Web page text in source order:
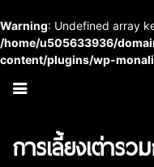
Warning: Undefined array
/home/u505633936/
content/plugins/wp-
การเลี้ยงเต่าร